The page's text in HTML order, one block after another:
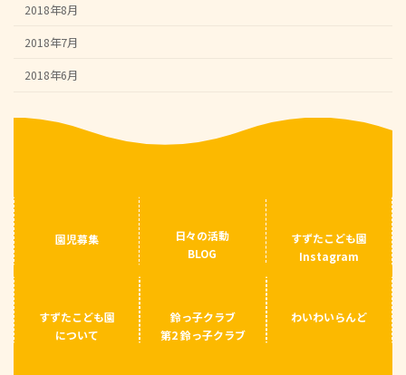
2018年8月
2018年7月
2018年6月
園児募集
日々の活動
BLOG
すずたこども園
Instagram
すずたこども園
について
鈴っ子クラブ
第2 鈴っ子クラブ
わいわいらんど